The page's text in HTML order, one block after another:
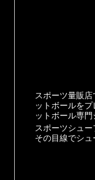
スポーツ量販
ットボールを
ットボール専門
スポーツシュー
その目線でシュ